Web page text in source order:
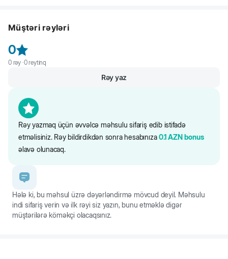
zınqırov sayəsində ev heyvanınızı itirməyəcəksiniz.
Müştəri rəyləri
0
0rəy ·0reytinq
Rəy yazmaq üçün əvvəlcə məhsulu sifariş edib istifadə
etməlisiniz. Rəy bildirdikdən sonra hesabınıza0.1 AZN bonus
əlavə olunacaq.
Rəy yaz
Hələ ki, bu məhsul üzrə dəyərləndirmə mövcud deyil. Məhsulu
indi sifariş verin və ilk rəyi siz yazın, bunu etməklə digər
müştərilərə köməkçi olacaqsınız.